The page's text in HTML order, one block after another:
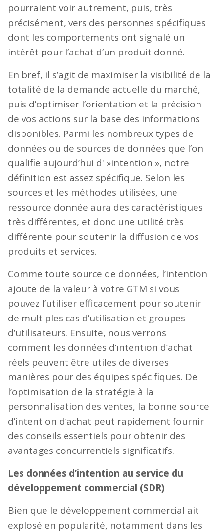
pourraient voir autrement, puis, très
précisément, vers des personnes spécifiques
dont les comportements ont signalé un
intérêt pour l’achat d’un produit donné.
En bref, il s’agit de maximiser la visibilité de la
totalité de la demande actuelle du marché,
puis d’optimiser l’orientation et la précision
de vos actions sur la base des informations
disponibles. Parmi les nombreux types de
données ou de sources de données que l’on
qualifie aujourd’hui d' »intention », notre
définition est assez spécifique. Selon les
sources et les méthodes utilisées, une
ressource donnée aura des caractéristiques
très différentes, et donc une utilité très
différente pour soutenir la diffusion de vos
produits et services.
Comme toute source de données, l’intention
ajoute de la valeur à votre GTM si vous
pouvez l’utiliser efficacement pour soutenir
de multiples cas d’utilisation et groupes
d’utilisateurs. Ensuite, nous verrons
comment les données d’intention d’achat
réels peuvent être utiles de diverses
manières pour des équipes spécifiques. De
l’optimisation de la stratégie à la
personnalisation des ventes, la bonne source
d’intention d’achat peut rapidement fournir
des conseils essentiels pour obtenir des
avantages concurrentiels significatifs.
Les données d’intention au service du
développement commercial (SDR)
Bien que le développement commercial ait
explosé en popularité, notamment dans les